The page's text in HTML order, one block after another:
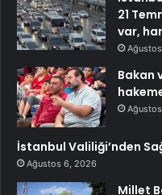
21
var,
Bakan
İstanbul Valiliği’nden
Ağustos 6, 2026
Millet